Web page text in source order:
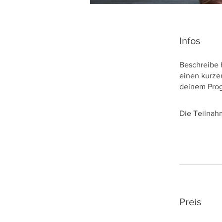
Infos
Beschreibe
einen
deinem
Die
Preis